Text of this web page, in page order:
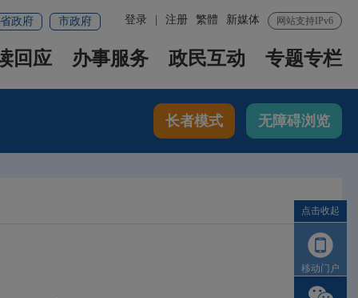
网站支持IPv6
新媒体
繁體
登录 注册
省政府 市政府
回应 办事服务 政民互动 专题专栏
长者模式 无障碍浏览
点击收起
移动门户